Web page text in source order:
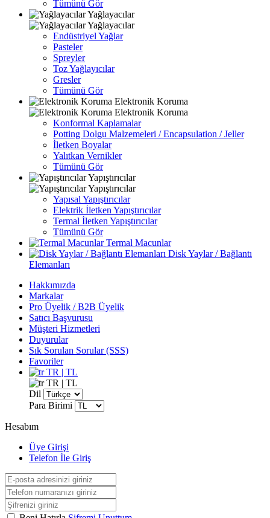
Tümünü Gör
Yağlayacılar
Yağlayacılar
Endüstriyel Yağlar
Pasteler
Spreyler
Toz Yağlayıcılar
Gresler
Tümünü Gör
Elektronik Koruma
Elektronik Koruma
Konformal Kaplamalar
Potting Dolgu Malzemeleri / Encapsulation / Jeller
İletken Boyalar
Yalıtkan Vernikler
Tümünü Gör
Yapıştırıcılar
Yapıştırıcılar
Yapısal Yapıştırıcılar
Elektrik İletken Yapıştırıcılar
Termal İletken Yapıştırıcılar
Tümünü Gör
Termal Macunlar
Disk Yaylar / Bağlantı
Elemanları
Hakkımızda
Markalar
Pro Üyelik / B2B Üyelik
Satıcı Başvurusu
Müşteri Hizmetleri
Duyurular
Sık Sorulan Sorular (SSS)
Favoriler
TR | TL
TR | TL
Dil
Para Birimi
Hesabım
Üye Girişi
Telefon İle Giriş